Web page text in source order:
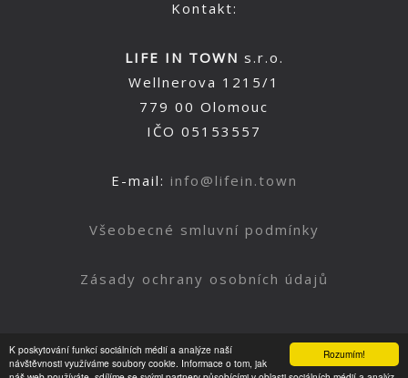
Rozumím!
K poskytování funkcí sociálních médií a analýze naší
návštěvnosti využíváme soubory cookie. Informace o tom, jak
Kontakt:
LIFE IN TOWN s.r.o.
Wellnerova 1215/1
779 00 Olomouc
IČO 05153557
E-mail: info@lifein.town
Všeobecné smluvní podmínky
Zásady ochrany osobních údajů
Nahoru